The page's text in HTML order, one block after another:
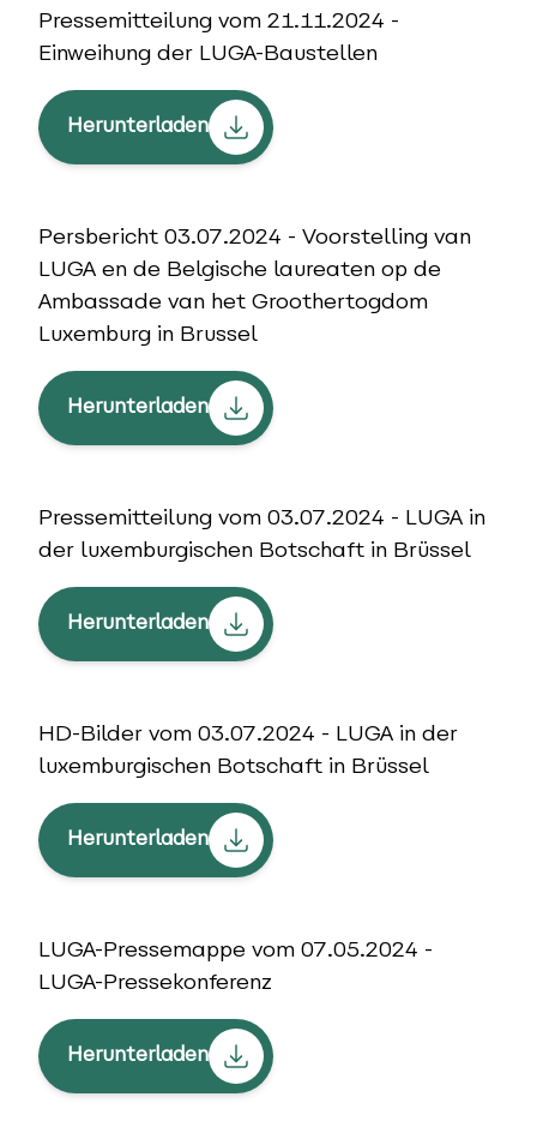
Pressemitteilung vom 21.11.2024 -
Einweihung der LUGA-Baustellen
Herunterladen
Persbericht 03.07.2024 - Voorstelling van
LUGA en de Belgische laureaten op de
Ambassade van het Groothertogdom
Luxemburg in Brussel
Herunterladen
Pressemitteilung vom 03.07.2024 - LUGA in
der luxemburgischen Botschaft in Brüssel
Herunterladen
HD-Bilder vom 03.07.2024 - LUGA in der
luxemburgischen Botschaft in Brüssel
Herunterladen
LUGA-Pressemappe vom 07.05.2024 -
LUGA-Pressekonferenz
Herunterladen